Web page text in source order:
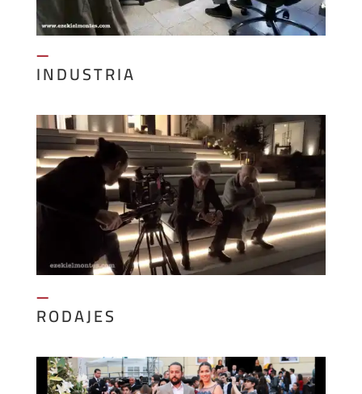
—
INDUSTRIA
—
RODAJES